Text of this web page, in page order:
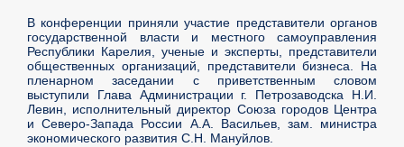
В конференции приняли участие представители органов
государственной власти и местного самоуправления
Республики Карелия, ученые и эксперты, представители
общественных организаций, представители бизнеса. На
пленарном заседании с приветственным словом
выступили Глава Администрации г. Петрозаводска Н.И.
Левин, исполнительный директор Союза городов Центра
и Северо-Запада России А.А. Васильев, зам. министра
экономического развития С.Н. Мануйлов.